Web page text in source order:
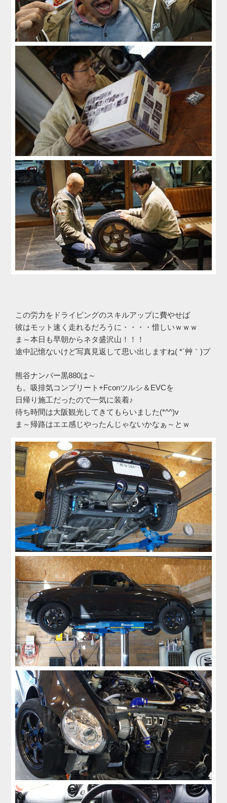
この労力をドライビングのスキルアップに費やせば
彼はモット速く走れるだろうに・・・・惜しいｗｗｗ
ま～本日も早朝からネタ盛沢山！！！
途中記憶ないけど写真見返して思い出しますね( *´艸｀)プ
熊谷ナンバー黒880は～
も。吸排気コンプリート+Fconツルシ＆EVCを
日帰り施工だったので一気に装着♪
待ち時間は大阪観光してきてもらいました(*^^)v
ま～帰路はエエ感じやったんじゃないかなぁ～とｗ